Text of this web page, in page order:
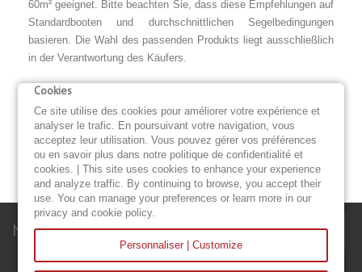
60m² geeignet. Bitte beachten Sie, dass diese Empfehlungen auf
Standardbooten und durchschnittlichen Segelbedingungen
basieren. Die Wahl des passenden Produkts liegt ausschließlich
in der Verantwortung des Käufers.
Weltweiter Versand: Wir bieten weltweiten Versand per UPS,
DPD/Colissimo, GLS oder FedEx direkt an die von Ihnen
angegebene Adresse an. Die Lieferzeiten betragen in der Regel 3
bis 7 Werktage, können jedoch je nach Zielort und den bestellten
Produkten variieren.
Newsletter
Cookies
Ce site utilise des cookies pour améliorer votre expérience et
analyser le trafic. En poursuivant votre navigation, vous
acceptez leur utilisation. Vous pouvez gérer vos préférences
ou en savoir plus dans notre politique de confidentialité et
cookies. | This site uses cookies to enhance your experience
and analyze traffic. By continuing to browse, you accept their
use. You can manage your preferences or learn more in our
privacy and cookie policy.
Personnaliser | Customize